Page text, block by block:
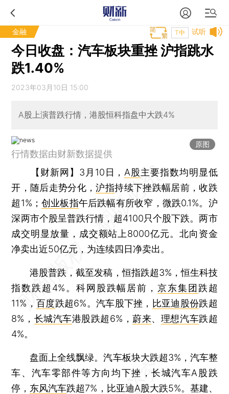
金融 试听
T中
今日收盘：汽车板块重挫 沪指跳水
跌1.40%
2023年03月10日 15:00
A股上演普跌行情，港股恒科指盘中大跌4%
原图
行情数据由财新数据提供
【财新网】 3月10日， A股主要指数均明显低
开，随后走势分化，沪指持续下挫跌幅居前，收跌
超1%； 创业板指午后跌幅有所收窄，微跌0.1%。沪
深两市个股呈普跌行情，超4100只个股下跌。两市
成交明显放量，成交额站上8000亿元。北向资金
净卖出近50亿元，为连续四日净卖出。
港股普跌，截至发稿，恒指跌超3%，恒生科技
指数跌超4%。科网股跌幅居前，京东集团 跌超
11%，百度跌超6%。汽车股下挫， 比亚迪股份跌超
8%， 长城汽车港股跌超6%，蔚来、 理想汽车跌超
4%。
盘面上全线飘绿。汽车板块大跌超3%，汽车整
车、汽车零部件等方向均下挫，长城汽车A股跌
停， 东风汽车跌超7%，比亚迪A股大跌5%。基建、